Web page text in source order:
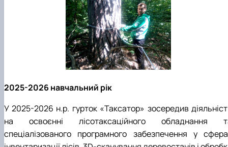
2025-2026 навчальний рік
У 2025-2026 н.р. гурток «Таксатор» зосередив
на освоєнні лісотаксаційного обладнання
спеціалізованого програмного забезпечення у